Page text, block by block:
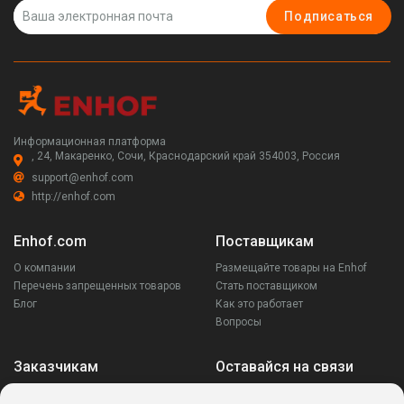
Подписаться
Информационная платформа
, 24, Макаренко, Сочи, Краснодарский край 354003, Россия
support@enhof.com
http://enhof.com
Enhof.com
О компании
Перечень запрещенных товаров
Блог
Поставщикам
Размещайте товары на Enhof
Стать поставщиком
Как это работает
Вопросы
Заказчикам Оставайся на связи